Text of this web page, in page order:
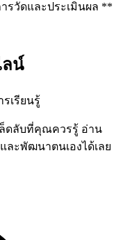
รวัดและประเมินผล **
น์
เรียนรู้
ล็ดลับที่คุณควรรู้ อ่าน
ละพัฒนาตนเองได้เลย